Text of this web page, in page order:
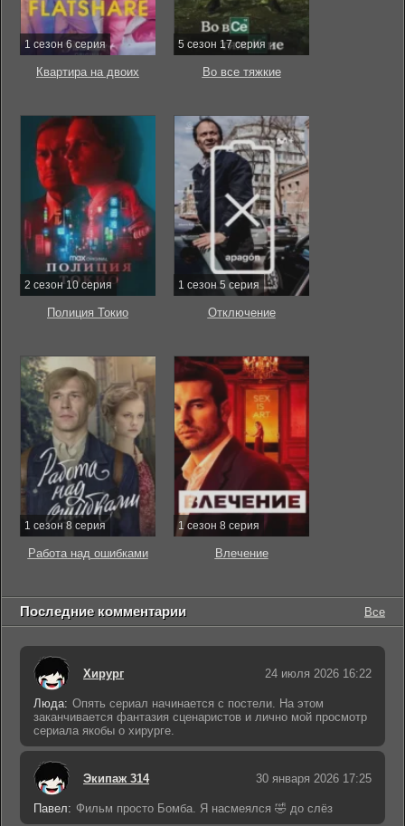
1 сезон 6 серия
Квартира на двоих
5 сезон 17 серия
Во все тяжкие
2 сезон 10 серия
Полиция Токио
1 сезон 5 серия
Отключение
1 сезон 8 серия
Работа над ошибками
1 сезон 8 серия
Влечение
Последние комментарии Все
Хирург 24 июля 2026 16:22
Люда: Опять сериал начинается с постели. На этом
заканчивается фантазия сценаристов и лично мой просмотр
сериала якобы о хирурге.
Экипаж 314 30 января 2026 17:25
Павел: Фильм просто Бомба. Я насмеялся 🤣 до слёз